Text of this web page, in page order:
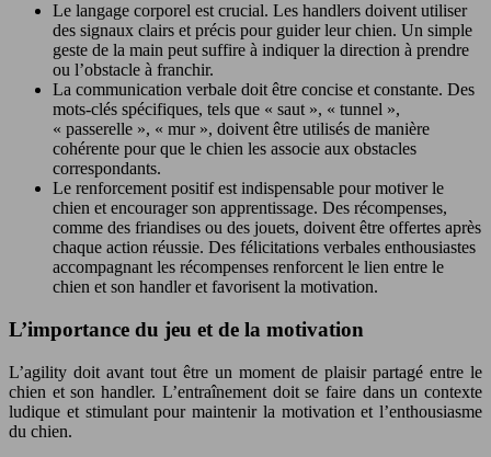
Le langage corporel est crucial. Les handlers doivent utiliser
des signaux clairs et précis pour guider leur chien. Un simple
geste de la main peut suffire à indiquer la direction à prendre
ou l’obstacle à franchir.
La communication verbale doit être concise et constante. Des
mots-clés spécifiques, tels que « saut », « tunnel »,
« passerelle », « mur », doivent être utilisés de manière
cohérente pour que le chien les associe aux obstacles
correspondants.
Le renforcement positif est indispensable pour motiver le
chien et encourager son apprentissage. Des récompenses,
comme des friandises ou des jouets, doivent être offertes après
chaque action réussie. Des félicitations verbales enthousiastes
accompagnant les récompenses renforcent le lien entre le
chien et son handler et favorisent la motivation.
L’importance du jeu et de la motivation
L’agility doit avant tout être un moment de plaisir partagé entre le
chien et son handler. L’entraînement doit se faire dans un contexte
ludique et stimulant pour maintenir la motivation et l’enthousiasme
du chien.